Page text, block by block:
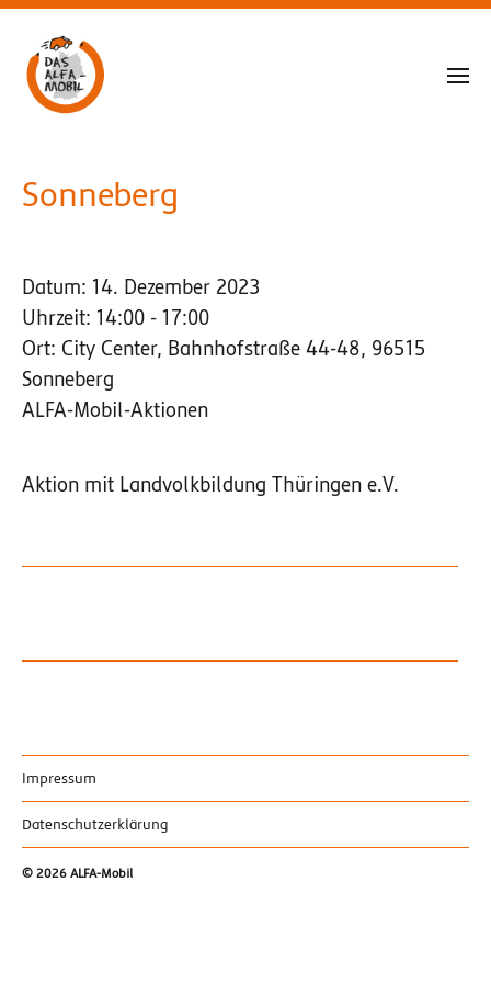
Sonneberg
Datum: 14. Dezember 2023
Uhrzeit: 14:00 - 17:00
Ort: City Center, Bahnhofstraße 44-48, 96515
Sonneberg
ALFA-Mobil-Aktionen
Aktion mit Landvolkbildung Thüringen e.V.
Impressum
Datenschutzerklärung
© 2026 ALFA-Mobil